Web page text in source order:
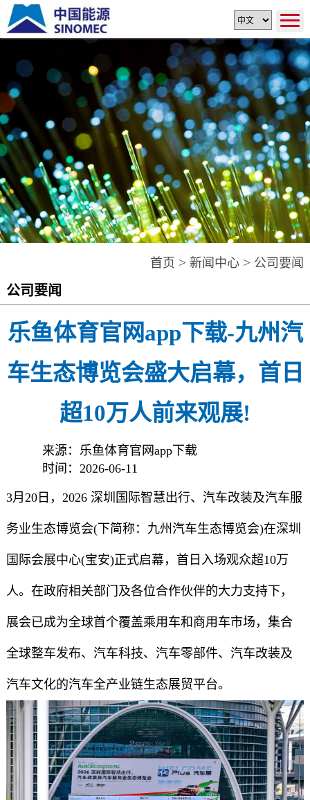
首页 >新闻中心 > 公司要闻
公司要闻
乐鱼体育官网app下载-九州汽
车生态博览会盛大启幕，首日
超10万人前来观展!
来源：乐鱼体育官网app下载
时间：2026-06-11
3月20日，2026 深圳国际智慧出行、汽车改装及汽车服
务业生态博览会(下简称：九州汽车生态博览会)在深圳
国际会展中心(宝安)正式启幕，首日入场观众超10万
人。在政府相关部门及各位合作伙伴的大力支持下，
展会已成为全球首个覆盖乘用车和商用车市场，集合
全球整车发布、汽车科技、汽车零部件、汽车改装及
汽车文化的汽车全产业链生态展贸平台。